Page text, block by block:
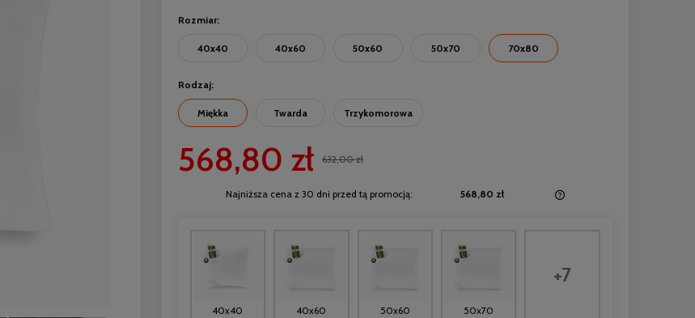
Rozmiar:
40x40 40x60 50x60 50x70 70x80
Rodzaj:
Miękka Twarda Trzykomorowa
568,80 zł 632,00 zł
Najniższa cena z 30 dni przed tą promocją: 568,80 zł
30 dni, wyświetlana jest najniższa cena od
momentu, kiedy produkt pojawił się w
40x40 40x60 50x60 50x70
+7